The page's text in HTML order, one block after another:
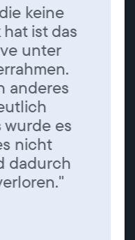
"Ein
lieben den
App ist